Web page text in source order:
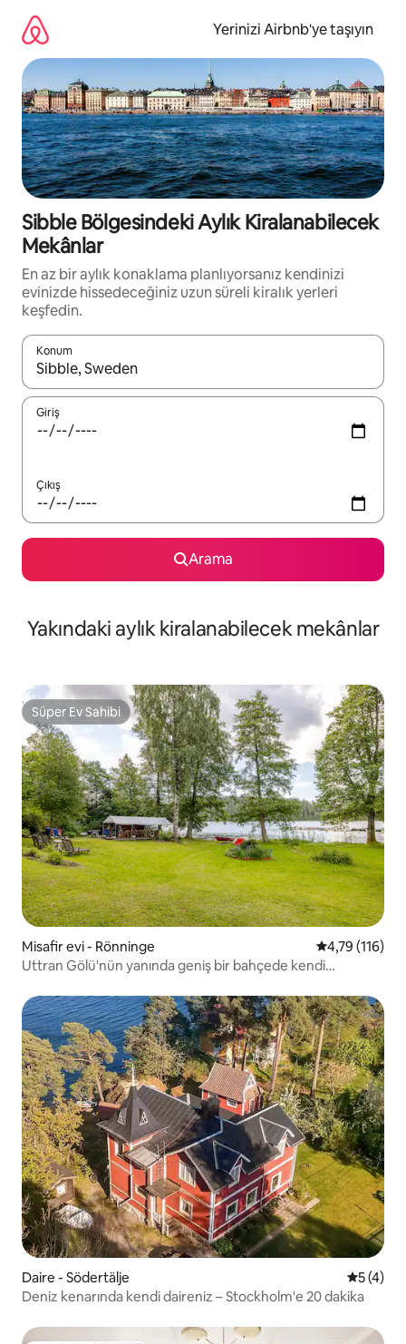
Yerinizi Airbnb'ye taşıyın
Sibble Bölgesindeki Aylık Kiralanabilecek
Mekânlar
En az bir aylık konaklama planlıyorsanız kendinizi
evinizde hissedeceğiniz uzun süreli kiralık yerleri
keşfedin.
Konum
Sonuçlar kullanılabilir olduğunda yukarı ve aşağı oklarıyla
Giriş
Çıkış
Arama
Yakındaki aylık kiralanabilecek mekânlar
Süper Ev Sahibi
Süper Ev Sahibi
Misafir evi - Rönninge 5 üzerinden
4,79 (116)
Uttran Gölü'nün yanında geniş bir bahçede kendi
Daire - Södertälje 55 (4)
Deniz kenarında kendi daireniz – Stockholm'e 20 dakika